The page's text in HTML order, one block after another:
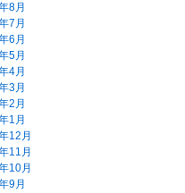
8月
7月
6月
5月
4月
3月
2月
1月
12月
11月
10月
9月